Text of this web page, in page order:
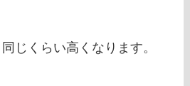
じくらい高くなります。